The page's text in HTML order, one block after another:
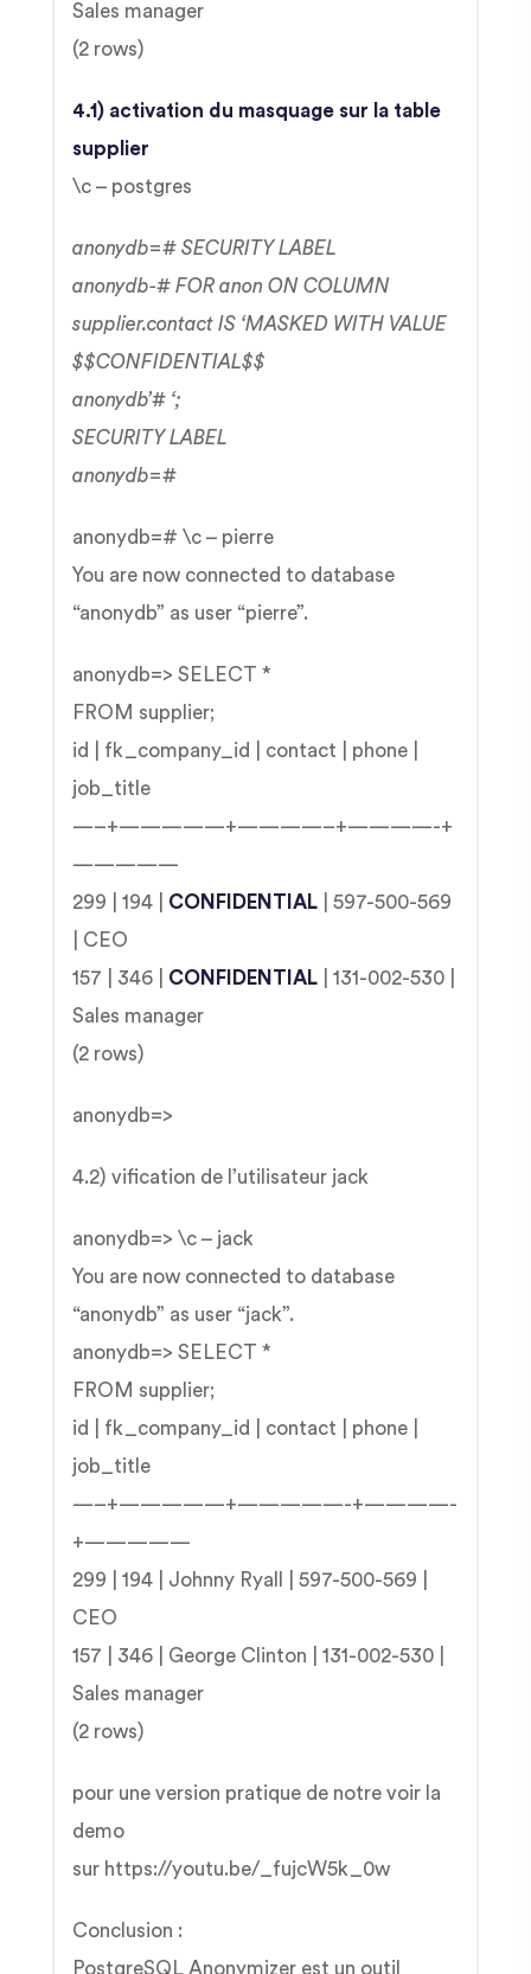
Sales manager
(2 rows)
4.1) activation du masquage sur la table
supplier
\c – postgres
anonydb=# SECURITY LABEL
anonydb-# FOR anon ON COLUMN
supplier.contact IS ‘MASKED WITH VALUE
$$CONFIDENTIAL$$
anonydb’# ‘;
SECURITY LABEL
anonydb=#
anonydb=# \c – pierre
You are now connected to database
“anonydb” as user “pierre”.
anonydb=> SELECT *
FROM supplier;
id | fk_company_id | contact | phone |
job_title
—–+—————+————–+————-+
—————
299 | 194 | CONFIDENTIAL | 597-500-569
| CEO
157 | 346 | CONFIDENTIAL | 131-002-530 |
Sales manager
(2 rows)
anonydb=>
4.2) vification de l’utilisateur jack
anonydb=> \c – jack
You are now connected to database
“anonydb” as user “jack”.
anonydb=> SELECT *
FROM supplier;
id | fk_company_id | contact | phone |
job_title
—–+—————+—————-+————-
+—————
299 | 194 | Johnny Ryall | 597-500-569 |
CEO
157 | 346 | George Clinton | 131-002-530 |
Sales manager
(2 rows)
pour une version pratique de notre voir la
demo
sur https://youtu.be/_fujcW5k_0w
Conclusion :
PostgreSQL Anonymizer est un outil